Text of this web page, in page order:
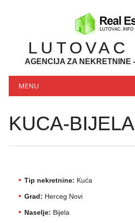
LUTOVAC
AGENCIJA ZA NEKRETNINE
Main menu
MENU
KUCA-BIJELA
Tip nekretnine: Kuća
Grad: Herceg Novi
Naselje: Bijela